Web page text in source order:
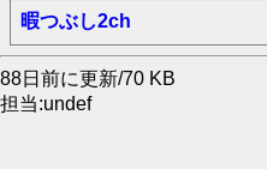
暇つぶし2ch
88日前に更新/70 KB
担当:undef